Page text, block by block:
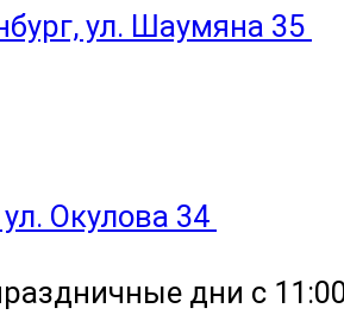
ул. Шаумяна 35
Окулова 34
дни с